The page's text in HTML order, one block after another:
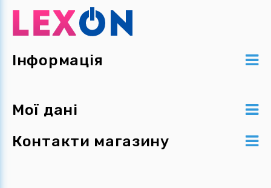
Інформація
Мої дані
Контакти магазину